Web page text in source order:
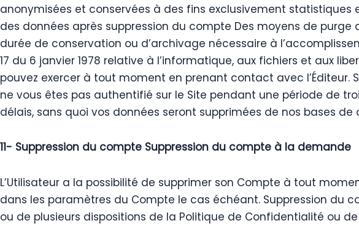
anonymisées et conservées à des fins exclusivement
des données après suppression du compte Des moyens de
durée de conservation ou d’archivage nécessaire à
17 du 6 janvier 1978 relative à l’informatique, aux fichiers et aux
pouvez exercer à tout moment en prenant contact avec l’Éditeur.
ne vous êtes pas authentifié sur le Site pendant une période de
délais, sans quoi vos données seront supprimées de nos bases de
11- Suppression du compte Suppression du compte à la demande
L’Utilisateur a la possibilité de supprimer son Compte à tout
dans les paramètres du Compte le cas échéant. Suppression du
ou de plusieurs dispositions de la Politique de Confidentialité ou